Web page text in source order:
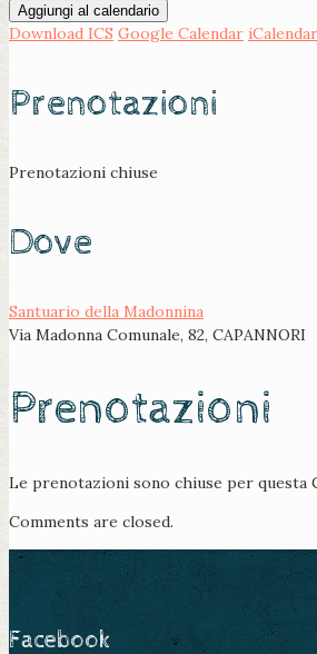
Aggiungi al calendario
Download ICS Google Calendar iCalendar
Prenotazioni
Prenotazioni chiuse
Dove
Santuario della Madonnina
Via Madonna Comunale, 82, CAPANNORI
Prenotazioni
Le prenotazioni sono chiuse per questa
Comments are closed.
Facebook